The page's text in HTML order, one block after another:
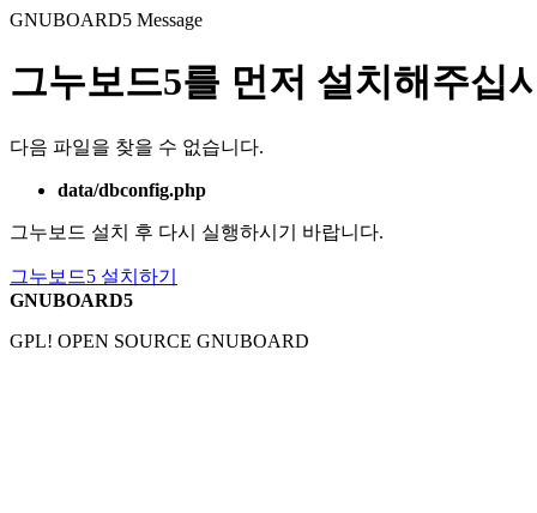
GNUBOARD5 Message
그누보드5를 먼저 설치해주십
다음 파일을 찾을 수 없습니다.
data/dbconfig.php
그누보드 설치 후 다시 실행하시기 바랍니다.
그누보드5 설치하기
GNUBOARD5
GPL! OPEN SOURCE GNUBOARD